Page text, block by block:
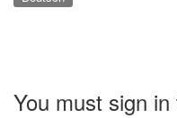
You must sign